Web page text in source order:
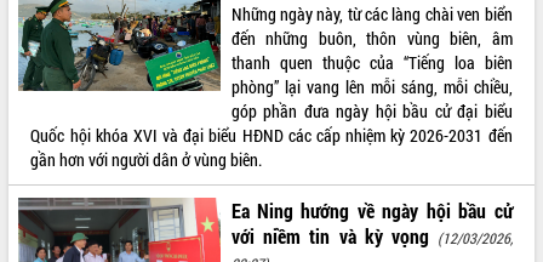
Những ngày này, từ các làng chài ven biển
đến những buôn, thôn vùng biên, âm
thanh quen thuộc của “Tiếng loa biên
phòng” lại vang lên mỗi sáng, mỗi chiều,
góp phần đưa ngày hội bầu cử đại biểu
Quốc hội khóa XVI và đại biểu HĐND các cấp nhiệm kỳ 2026-2031 đến
gần hơn với người dân ở vùng biên.
Ea Ning hướng về ngày hội bầu cử
với niềm tin và kỳ vọng (12/03/2026,